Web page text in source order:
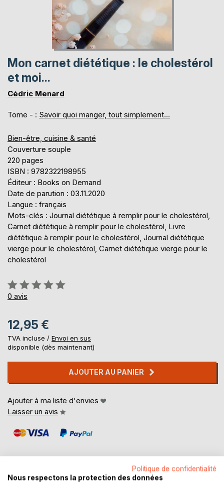
Mon carnet diététique : le cholestérol
et moi...
Cédric Menard
Tome - : Savoir quoi manger, tout simplement...
Bien-être, cuisine & santé
Couverture souple
220 pages
ISBN : 9782322198955
Éditeur : Books on Demand
Date de parution : 03.11.2020
Langue : français
Mots-clés : Journal diététique à remplir pour le cholestérol,
Carnet diététique à remplir pour le cholestérol, Livre
diététique à remplir pour le cholestérol, Journal diététique
vierge pour le cholestérol, Carnet diététique vierge pour le
cholestérol
Évaluation:
0%
0 avis
12,95 €
TVA incluse / Envoi en sus
disponible (dès maintenant)
AJOUTER AU PANIER
Ajouter à ma liste d'envies
Laisser un avis
Politique de confidentialité
Nous respectons la protection des données